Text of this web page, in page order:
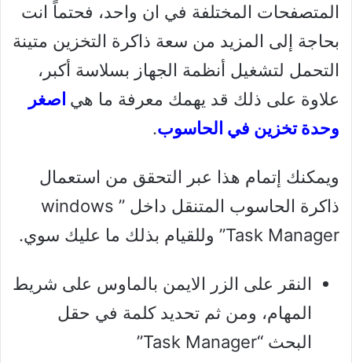
المتصفحات المختلفة في ان واحد، فحتماً انت
بحاجة إلى المزيد من سعة ذاكرة التخزين متينة
التحمل لتشغيل أنظمة الجهاز بسلاسة أكبر،
علاوة على ذلك قد يهمك معرفة ما هي اصغر
وحدة تخزين في الحاسوب.
ويمكنك إتمام هذا عبر التحقق من استعمال
ذاكرة الحاسوب المتنقل داخل ” windows
Task Manager” وللقيام بذلك ما عليك سوي.
النقر على الزر الايمن بالماوس على شريط
المهام، ومن ثم تحديد كلمة في حقل
البحث “Task Manager”